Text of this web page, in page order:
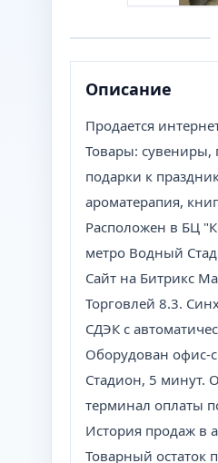
Описание
Продается
Товары: сувениры,
подарки к
ароматерапия,
Расположен в БЦ
метро Водный
Сайт на Битрикс
Торговлей 8.3.
СДЭК с
Оборудован офис-
Стадион, 5 минут.
терминал оплаты
История продаж в
Товарный остаток